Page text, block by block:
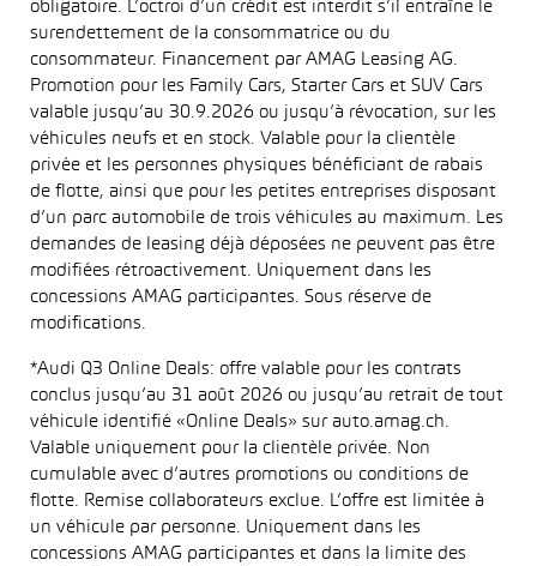
obligatoire. L’octroi d’un crédit est interdit s’il entraîne le
surendettement de la consommatrice ou du
consommateur. Financement par AMAG Leasing AG.
Promotion pour les Family Cars, Starter Cars et SUV Cars
valable jusqu’au 30.9.2026 ou jusqu’à révocation, sur les
véhicules neufs et en stock. Valable pour la clientèle
privée et les personnes physiques bénéficiant de rabais
de flotte, ainsi que pour les petites entreprises disposant
d’un parc automobile de trois véhicules au maximum. Les
demandes de leasing déjà déposées ne peuvent pas être
modifiées rétroactivement. Uniquement dans les
concessions AMAG participantes. Sous réserve de
modifications.
*Audi Q3 Online Deals: offre valable pour les contrats
conclus jusqu’au 31 août 2026 ou jusqu’au retrait de tout
véhicule identifié «Online Deals» sur auto.amag.ch.
Valable uniquement pour la clientèle privée. Non
cumulable avec d’autres promotions ou conditions de
flotte. Remise collaborateurs exclue. L’offre est limitée à
un véhicule par personne. Uniquement dans les
concessions AMAG participantes et dans la limite des